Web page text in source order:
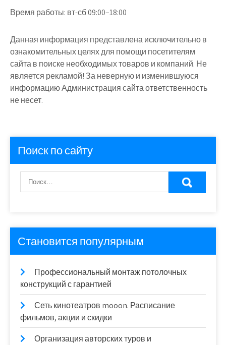
Время работы: вт-сб 09:00–18:00
Данная информация представлена исключительно в
ознакомительных целях для помощи посетителям
сайта в поиске необходимых товаров и компаний. Не
является рекламой! За неверную и изменившуюся
информацию Администрация сайта ответственность
не несет.
Поиск по сайту
Становится популярным
Профессиональный монтаж потолочных
конструкций с гарантией
Сеть кинотеатров mooon. Расписание
фильмов, акции и скидки
Организация авторских туров и